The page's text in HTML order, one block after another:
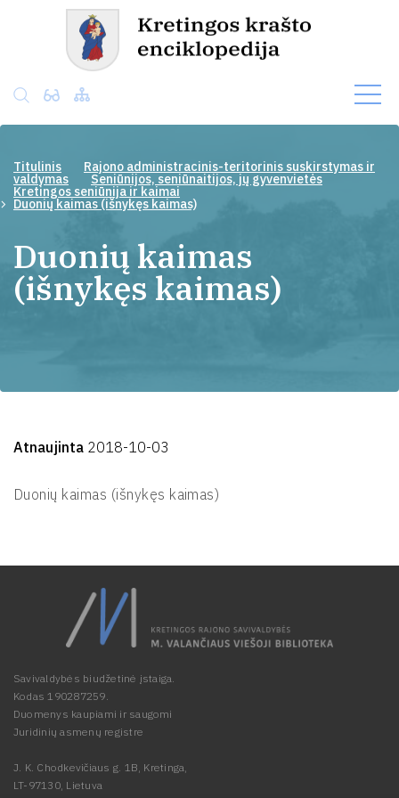
Titulinis Rajono administracinis-teritorinis suskirstymas ir
valdymas Seniūnijos, seniūnaitijos, jų gyvenvietės
Kretingos seniūnija ir kaimai
Duonių kaimas (išnykęs kaimas)
Duonių kaimas
(išnykęs kaimas)
Atnaujinta 2018-10-03
Duonių kaimas (išnykęs kaimas)
Savivaldybės biudžetinė įstaiga.
Kodas 190287259.
Duomenys kaupiami ir saugomi
Juridinių asmenų registre
J. K. Chodkevičiaus g. 1B, Kretinga,
LT-97130, Lietuva